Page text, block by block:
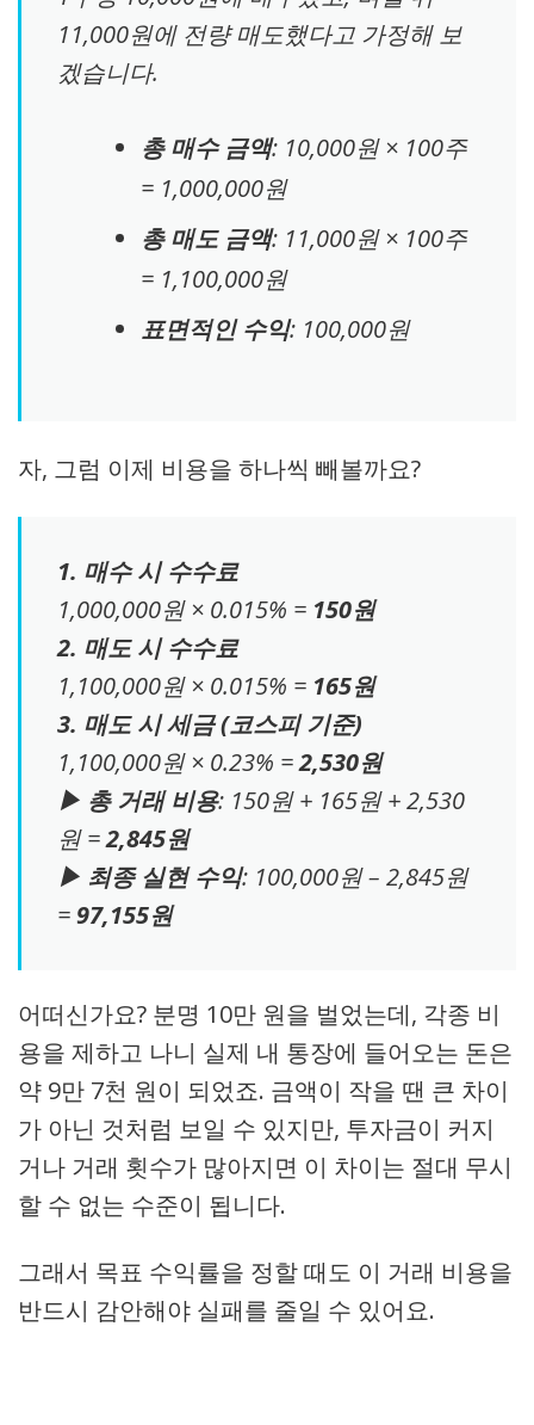
11,000원에 전량 매도했다고 가정해 보
겠습니다.
총 매수 금액: 10,000원 × 100주
= 1,000,000원
총 매도 금액: 11,000원 × 100주
= 1,100,000원
표면적인 수익: 100,000원
자, 그럼 이제 비용을 하나씩 빼볼까요?
1. 매수 시 수수료
1,000,000원 × 0.015% = 150원
2. 매도 시 수수료
1,100,000원 × 0.015% = 165원
3. 매도 시 세금 (코스피 기준)
1,100,000원 × 0.23% =2,530원
▶ 총 거래 비용: 150원 + 165원 + 2,530
원 =2,845원
▶ 최종 실현 수익: 100,000원 – 2,845원
=97,155원
어떠신가요? 분명 10만 원을 벌었는데, 각종 비
용을 제하고 나니 실제 내 통장에 들어오는 돈은
약 9만 7천 원이 되었죠. 금액이 작을 땐 큰 차이
가 아닌 것처럼 보일 수 있지만, 투자금이 커지
거나 거래 횟수가 많아지면 이 차이는 절대 무시
할 수 없는 수준이 됩니다.
그래서 목표 수익률을 정할 때도 이 거래 비용을
반드시 감안해야 실패를 줄일 수 있어요.